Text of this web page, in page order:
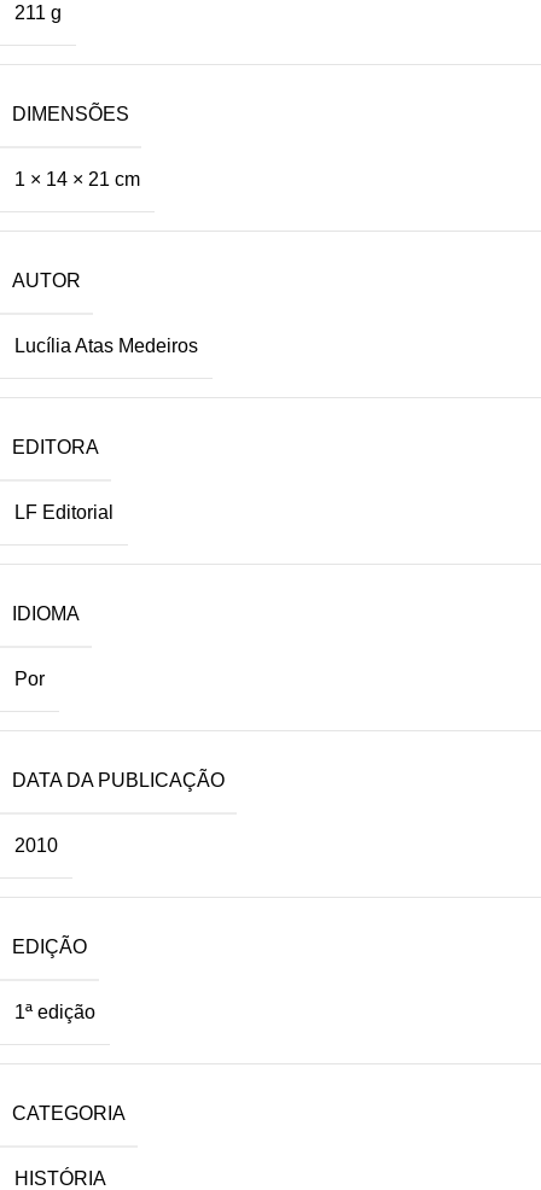
211 g
DIMENSÕES
1 × 14 × 21 cm
AUTOR
Lucília Atas Medeiros
EDITORA
LF Editorial
IDIOMA
Por
DATA DA PUBLICAÇÃO
2010
EDIÇÃO
1ª edição
CATEGORIA
HISTÓRIA